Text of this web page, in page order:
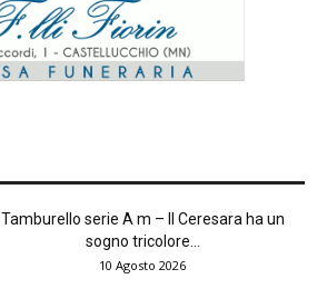
Tamburello serie A m – Il Ceresara ha un
sogno tricolore...
10 Agosto 2026